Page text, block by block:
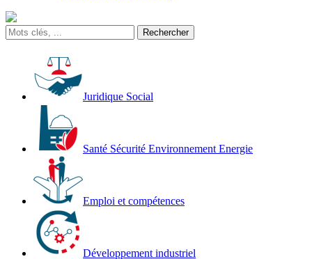
Juridique Social
Santé Sécurité Environnement Energie
Emploi et compétences
Développement industriel